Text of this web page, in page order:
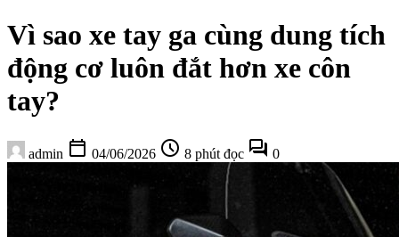
Vì sao xe tay ga cùng dung tích
động cơ luôn đắt hơn xe côn
tay?
admin calendar_today 04/06/2026 schedule 8 phút đọc forum 0